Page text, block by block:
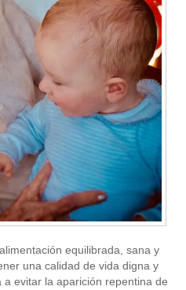
equilibrada, sana y
una calidad de vida digna y
evitar la aparición repentina de